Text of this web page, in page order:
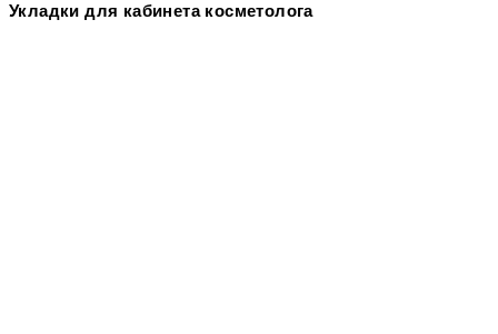
Укладки для кабинета косметолога